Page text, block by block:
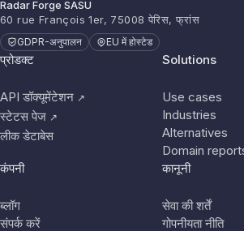
Radar Forge SASU
60 rue François 1er, 75008 पेरिस, फ्रांस
GDPR-अनुपालन EU में होस्टेड
प्रोडक्ट
API डॉक्यूमेंटेशन ↗
स्टेटस पेज ↗
लीक डेटाबेस
Solutions
Use cases
Industries
Alternatives
Domain
कंपनी
ब्लॉग
संपर्क करें
कानूनी
सेवा की शर्तें
गोपनीयता नीति